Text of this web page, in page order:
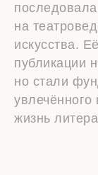
на
искусства.
публикации
но стали
увлечённого
жизнь